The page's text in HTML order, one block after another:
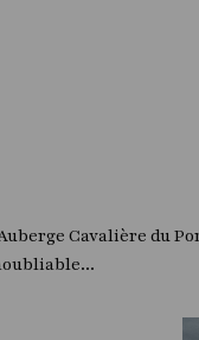
Cavalière du